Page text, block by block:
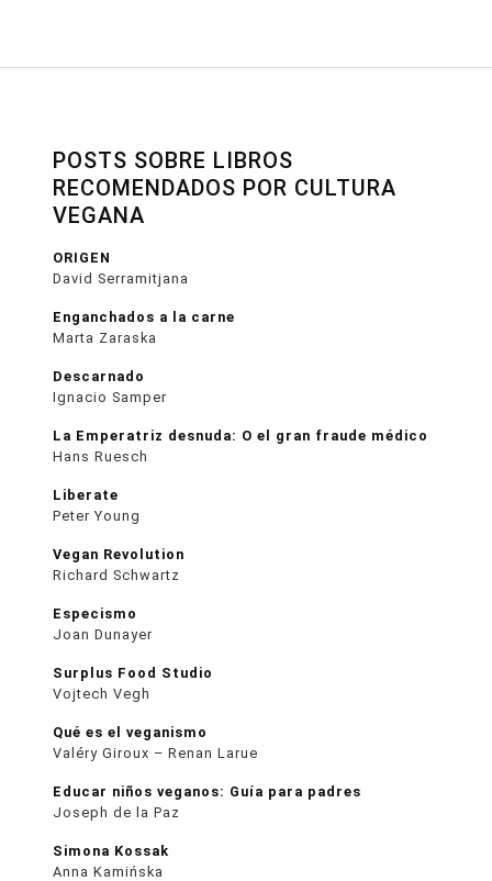
POSTS SOBRE LIBROS
RECOMENDADOS POR CULTURA
VEGANA
ORIGEN
David Serramitjana
Enganchados a la carne
Marta Zaraska
Descarnado
Ignacio Samper
La Emperatriz desnuda: O el gran fraude médico
Hans Ruesch
Liberate
Peter Young
Vegan Revolution
Richard Schwartz
Especismo
Joan Dunayer
Surplus Food Studio
Vojtech Vegh
Qué es el veganismo
Valéry Giroux – Renan Larue
Educar niños veganos: Guía para padres
Joseph de la Paz
Simona Kossak
Anna Kamińska